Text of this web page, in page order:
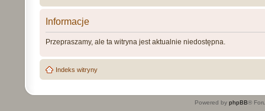
Informacje
Przepraszamy, ale ta witryna jest aktualnie niedostępna.
Indeks witryny
Powered by phpBB®